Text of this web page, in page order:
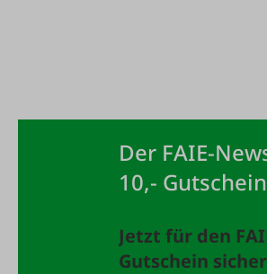
Der FAIE-
10,- Gutschein
Jetzt für den
Gutschein